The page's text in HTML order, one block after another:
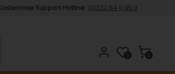
Support Hotline: 03322 84 11 95 9
0
0